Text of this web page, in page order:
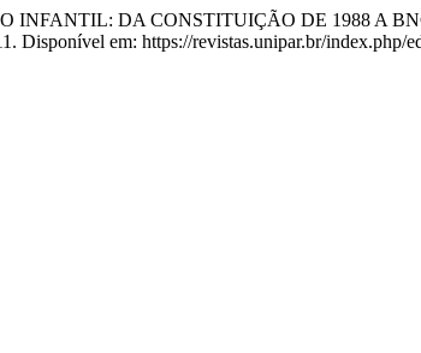
INFANTIL: DA CONSTITUIÇÃO DE 1988 A
Disponível em: https://revistas.unipar.br/index.php/